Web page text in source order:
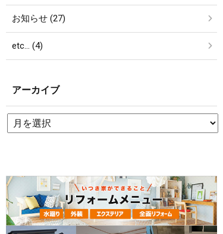
お知らせ (27)
etc… (4)
アーカイブ